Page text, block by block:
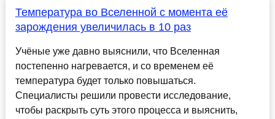
Температура во Вселенной с момента её
зарождения увеличилась в 10 раз
Учёные уже давно выяснили, что Вселенная
постепенно нагревается, и со временем её
температура будет только повышаться.
Специалисты решили провести исследование,
чтобы раскрыть суть этого процесса и выяснить,